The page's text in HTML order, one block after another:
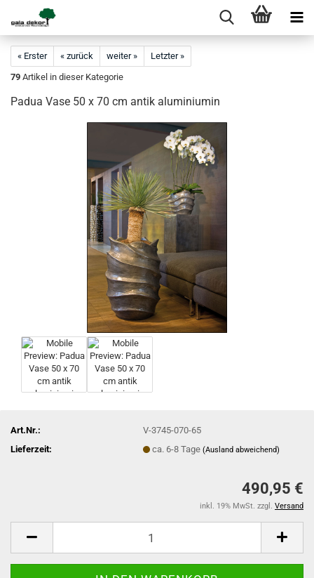
« Erster « zurück weiter »
Letzter »
79 Artikel in dieser Kategorie
Padua Vase 50 x 70 cm antik aluminiumin
Art.Nr.:
V-3745-070-65
Lieferzeit:
ca. 6-8 Tage(Ausland abweichend)
490,95 €
inkl. 19% MwSt. zzgl. Versand